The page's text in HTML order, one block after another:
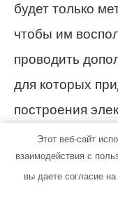
будет только
чтобы им
проводить
для которых
построения
Если прибор
ток «из
Этот веб-сайт
взаимодействия с
вы даете согласие